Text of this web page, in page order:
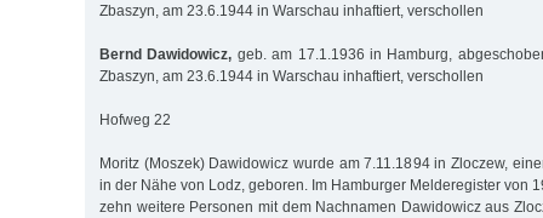
Zbaszyn, am 23.6.1944 in Warschau inhaftiert, verschollen
Bernd Dawidowicz, geb. am 17.1.1936 in Hamburg,
Zbaszyn, am 23.6.1944 in Warschau inhaftiert, verschollen
Hofweg 22
Moritz (Moszek) Dawidowicz wurde am 7.11.1894 in Zloczew,
in der Nähe von Lodz, geboren. Im Hamburger Melderegister von
zehn weitere Personen mit dem Nachnamen Dawidowicz aus